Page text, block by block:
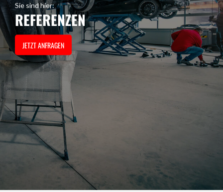
Sie sind hier:
REFERENZEN
JETZT ANFRAGEN